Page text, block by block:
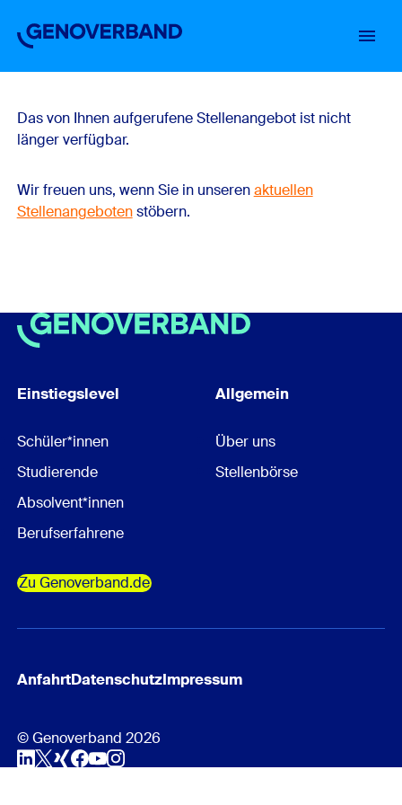
Einstiegslevel
Stellenbörse
Das von Ihnen aufgerufene Stellenangebot ist nicht
länger verfügbar.
Wir freuen uns, wenn Sie in unserenaktuellen
Stellenangebotenstöbern.
Einstiegslevel
Schüler*innen
Studierende
Absolvent*innen
Berufserfahrene
Allgemein
Über uns
Stellenbörse
Zu Genoverband.de
AnfahrtDatenschutzImpressum
© Genoverband 2026